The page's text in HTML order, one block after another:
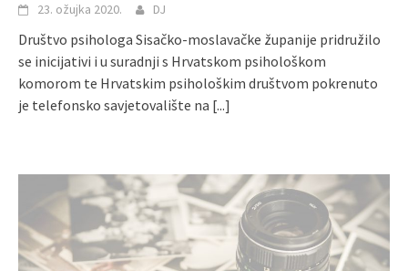
23. ožujka 2020. DJ
Društvo psihologa Sisačko-moslavačke županije pridružilo
se inicijativi i u suradnji s Hrvatskom psihološkom
komorom te Hrvatskim psihološkim društvom pokrenuto
je telefonsko savjetovalište na [...]